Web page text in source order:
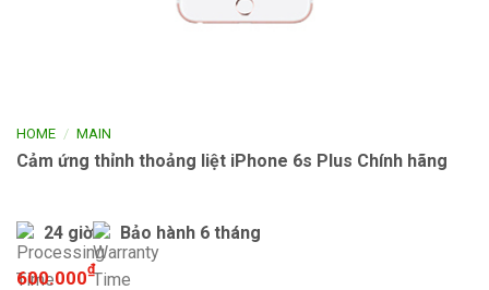
HOME / MAIN
Cảm ứng thỉnh thoảng liệt iPhone 6s Plus Chính hãng
24 giờ Bảo hành 6 tháng
600.000₫